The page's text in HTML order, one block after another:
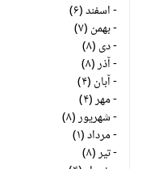
-اسفند (۶)
-بهمن (۷)
-دی (۸)
-آذر (۸)
-آبان (۴)
-مهر (۴)
-شهریور (۸)
-مرداد (۱)
-تیر (۸)